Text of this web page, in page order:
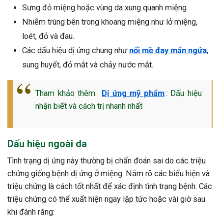
Sau Sinh Có Tự Khỏi
Thông Tin Cần Biết
Sưng đỏ miệng hoặc vùng da xung quanh miệng.
Nhiễm trùng bên trong khoang miệng như lở miệng,
loét, đỏ và đau.
Các dấu hiệu dị ứng chung như nổi mề đay mẩn ngứa,
sung huyết, đỏ mắt và chảy nước mắt.
Tham khảo thêm: Dị ứng mỹ phẩm: Dấu hiệu
nhận biết và cách trị nhanh nhất
Dấu hiệu ngoài da
Tình trạng dị ứng này thường bị chẩn đoán sai do các triệu
chứng giống bệnh dị ứng ở miệng. Nắm rõ các biểu hiện và
triệu chứng là cách tốt nhất để xác định tình trạng bệnh. Các
triệu chứng có thể xuất hiện ngay lập tức hoặc vài giờ sau
khi đánh răng: